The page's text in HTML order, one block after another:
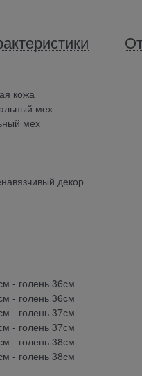
кожа
мех
мех
декор
- голень 36см
- голень 36см
- голень 37см
- голень 37см
- голень 38см
- голень 38см